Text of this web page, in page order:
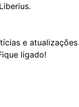
e atualizações
ligado!